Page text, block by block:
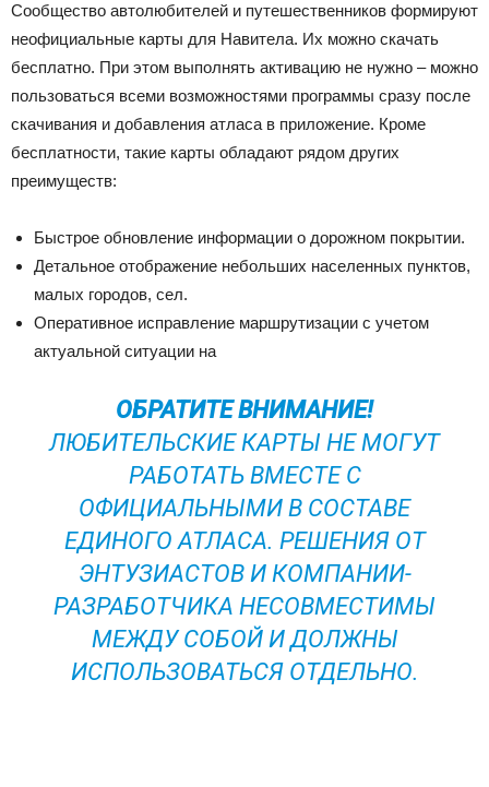
Сообщество автолюбителей и путешественников формируют
неофициальные карты для Навитела. Их можно скачать
бесплатно. При этом выполнять активацию не нужно – можно
пользоваться всеми возможностями программы сразу после
скачивания и добавления атласа в приложение. Кроме
бесплатности, такие карты обладают рядом других
преимуществ:
Быстрое обновление информации о дорожном покрытии.
Детальное отображение небольших населенных пунктов,
малых городов, сел.
Оперативное исправление маршрутизации с учетом
актуальной ситуации на
ОБРАТИТЕ ВНИМАНИЕ!
ЛЮБИТЕЛЬСКИЕ КАРТЫ НЕ МОГУТ
РАБОТАТЬ ВМЕСТЕ С
ОФИЦИАЛЬНЫМИ В СОСТАВЕ
ЕДИНОГО АТЛАСА. РЕШЕНИЯ ОТ
ЭНТУЗИАСТОВ И КОМПАНИИ-
РАЗРАБОТЧИКА НЕСОВМЕСТИМЫ
МЕЖДУ СОБОЙ И ДОЛЖНЫ
ИСПОЛЬЗОВАТЬСЯ ОТДЕЛЬНО.